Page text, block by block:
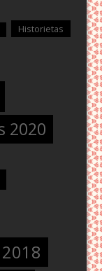
Historietas
2020